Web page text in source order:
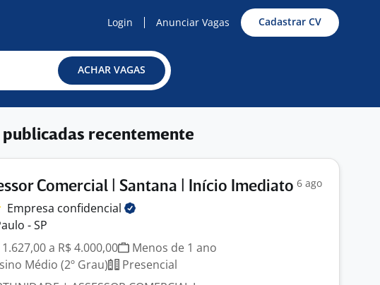
Login Anunciar Vagas Cadastrar CV
ACHAR VAGAS
publicadas recentemente
Comercial | Santana | Início Imediato 6 ago
Empresa confidencial
- SP
1.627,00 a R$ 4.000,00
Menos de 1 ano
Médio (2º Grau)
Presencial